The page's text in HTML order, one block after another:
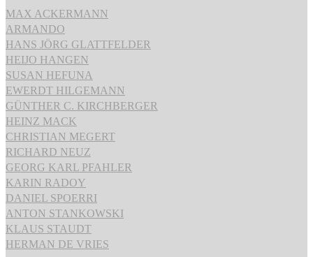
MAX ACKERMANN
ARMANDO
HANS JÖRG GLATTFELDER
HEIJO HANGEN
SUSAN HEFUNA
EWERDT HILGEMANN
GÜNTHER C. KIRCHBERGER
HEINZ MACK
CHRISTIAN MEGERT
RICHARD NEUZ
GEORG KARL PFAHLER
KARIN RADOY
DANIEL SPOERRI
ANTON STANKOWSKI
KLAUS STAUDT
HERMAN DE VRIES